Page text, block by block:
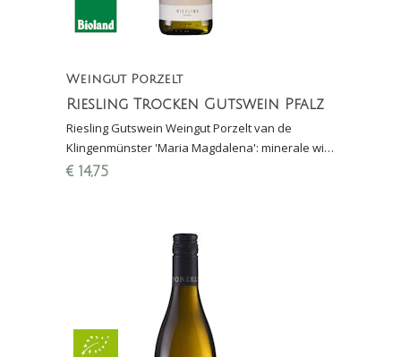
Weingut Porzelt
Riesling Trocken Gutswein Pfalz
Riesling Gutswein Weingut Porzelt van de
Klingenmünster 'Maria Magdalena': minerale wijn
met aroma van grapefruit, appel en witte
€ 14,75